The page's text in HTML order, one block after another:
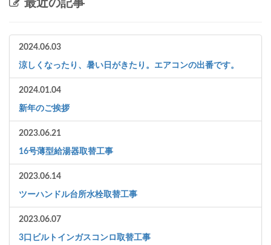
最近の記事
2024.06.03
涼しくなったり、暑い日がきたり。エアコンの出番です。
2024.01.04
新年のご挨拶
2023.06.21
16号薄型給湯器取替工事
2023.06.14
ツーハンドル台所水栓取替工事
2023.06.07
3口ビルトインガスコンロ取替工事